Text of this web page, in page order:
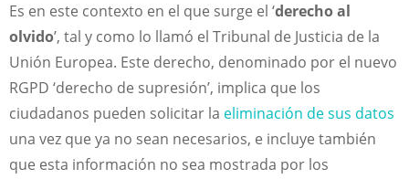
Es en este contexto en el que surge el ‘derecho al
olvido’, tal y como lo llamó el Tribunal de Justicia de la
Unión Europea. Este derecho, denominado por el nuevo
RGPD ‘derecho de supresión’, implica que los
ciudadanos pueden solicitar la eliminación de sus datos
una vez que ya no sean necesarios, e incluye también
que esta información no sea mostrada por los